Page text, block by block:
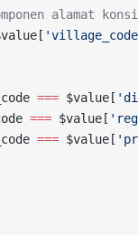
alamat
=== $value[
=== $value[
=== $value[